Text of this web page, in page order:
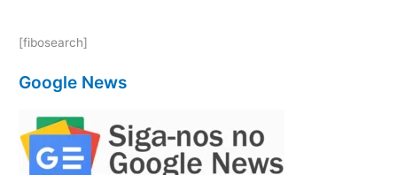
[fibosearch]
Google News